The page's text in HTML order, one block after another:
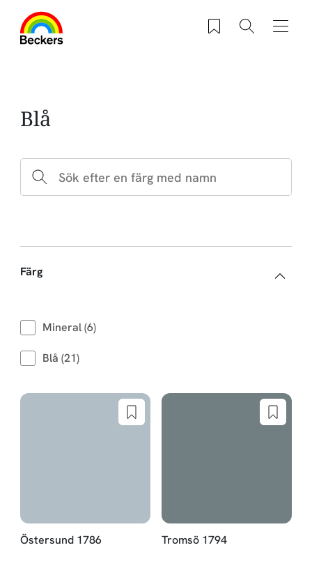
Sparade produkter
Sök
Blå
Färg
Mineral (6)
Blå (21)
Östersund 1786 Tromsö 1794